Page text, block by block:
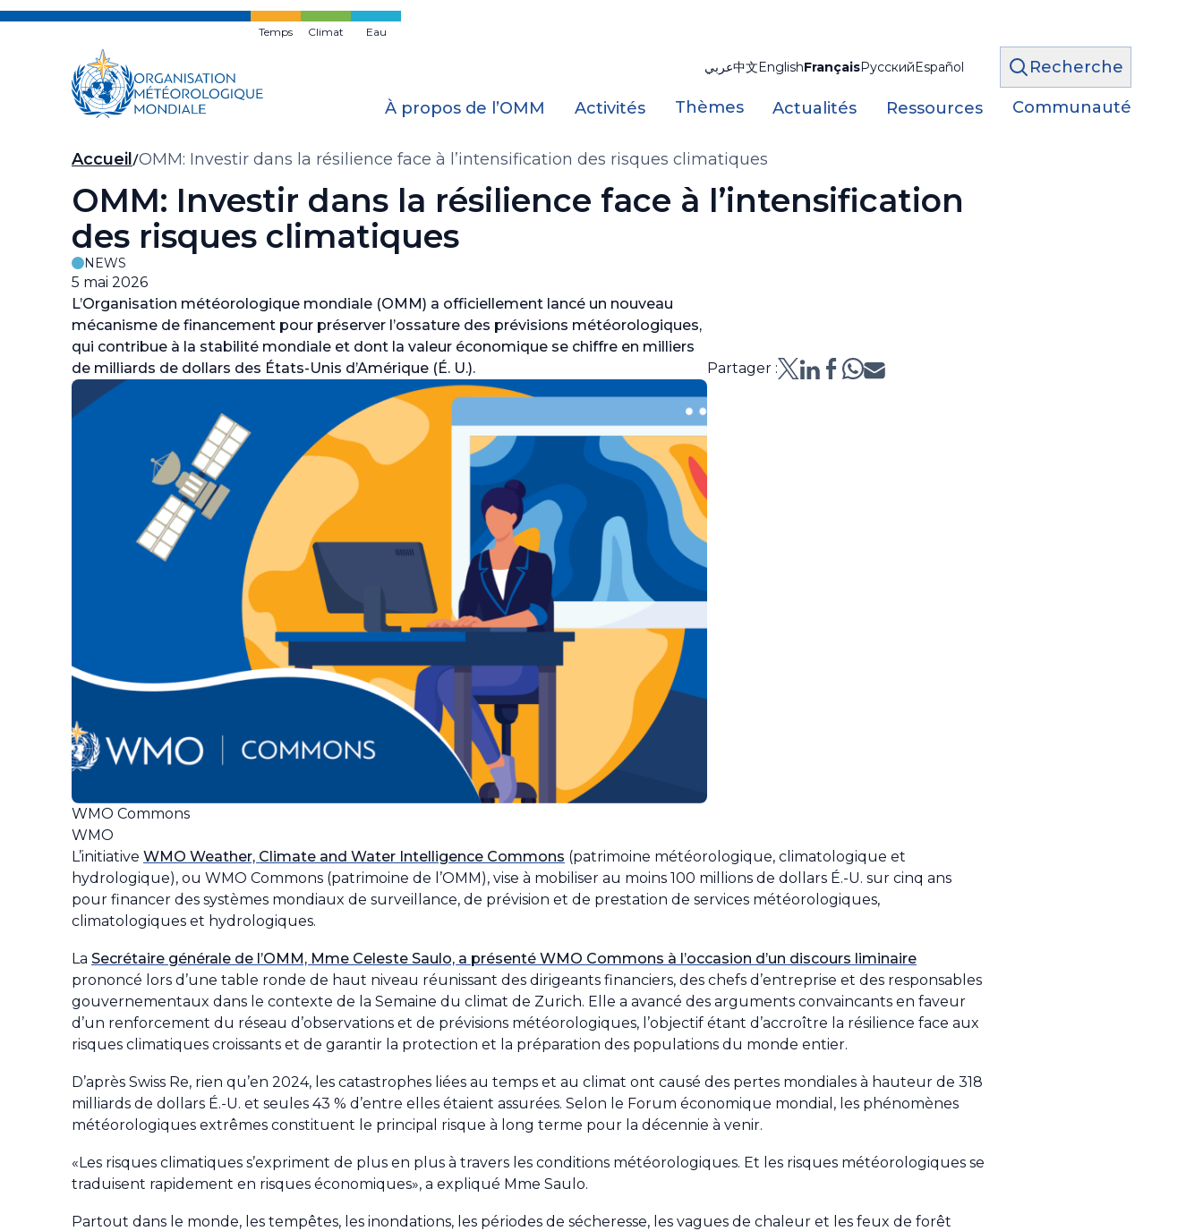
Skip
Temps Climat Eau
عربي中文EnglishFrançaisРусскийEspañol Recherche
À propos de l’OMM Activités Thèmes Actualités Ressources Communauté
Fil
d'Ariane
Accueil OMM: Investir dans la résilience face à l’intensification des risques climatiques
OMM: Investir dans la résilience face à l’intensification
des risques climatiques
NEWS
5 mai 2026
L’Organisation météorologique mondiale (OMM) a officiellement lancé un nouveau
mécanisme de financement pour préserver l’ossature des prévisions météorologiques,
qui contribue à la stabilité mondiale et dont la valeur économique se chiffre en milliers
de milliards de dollars des États-Unis d’Amérique (É. U.).
Partager :
WMO Commons
WMO
L’initiative WMO Weather, Climate and Water Intelligence Commons (patrimoine météorologique, climatologique et
hydrologique), ou WMO Commons (patrimoine de l’OMM), vise à mobiliser au moins 100 millions de dollars É.-U. sur cinq ans
pour financer des systèmes mondiaux de surveillance, de prévision et de prestation de services météorologiques,
climatologiques et hydrologiques.
La Secrétaire générale de l’OMM, Mme Celeste Saulo, a présenté WMO Commons à l’occasion d’un discours liminaire
prononcé lors d’une table ronde de haut niveau réunissant des dirigeants financiers, des chefs d’entreprise et des responsables
gouvernementaux dans le contexte de la Semaine du climat de Zurich. Elle a avancé des arguments convaincants en faveur
d’un renforcement du réseau d’observations et de prévisions météorologiques, l’objectif étant d’accroître la résilience face aux
risques climatiques croissants et de garantir la protection et la préparation des populations du monde entier.
D’après Swiss Re, rien qu’en 2024, les catastrophes liées au temps et au climat ont causé des pertes mondiales à hauteur de 318
milliards de dollars É.-U. et seules 43 % d’entre elles étaient assurées. Selon le Forum économique mondial, les phénomènes
météorologiques extrêmes constituent le principal risque à long terme pour la décennie à venir.
«Les risques climatiques s’expriment de plus en plus à travers les conditions météorologiques. Et les risques météorologiques se
traduisent rapidement en risques économiques», a expliqué Mme Saulo.
Partout dans le monde, les tempêtes, les inondations, les périodes de sécheresse, les vagues de chaleur et les feux de forêt